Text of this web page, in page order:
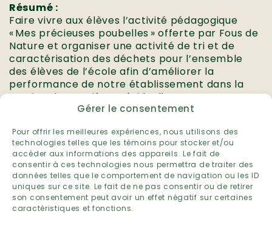
Gérer le consentement
Pour offrir les meilleures expériences, nous utilisons des
technologies telles que les témoins pour stocker et/ou
accéder aux informations des appareils. Le fait de
consentir à ces technologies nous permettra de traiter des
données telles que le comportement de navigation ou les ID
uniques sur ce site. Le fait de ne pas consentir ou de retirer
son consentement peut avoir un effet négatif sur certaines
caractéristiques et fonctions.
Résumé :
Faire vivre aux élèves l’activité pédagogique
« Mes précieuses poubelles » offerte par Fous de
Nature et organiser une activité de tri et de
caractérisation des déchets pour l’ensemble
des élèves de l’école afin d’améliorer la
performance de notre établissement dans la
gestion des matières résiduelles.
Établissement :
École de la Broquerie
Niveau :
Préscolaire et primaire
Primaire
Préscolaire
Ville :
Boucherville